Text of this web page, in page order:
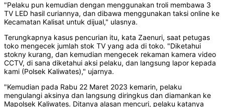
"Pelaku pun kemudian dengan menggunakan troli membawa 3
TV LED hasil curiannya, dan dibawa menggunakan taksi online ke
Kecamatan Kalisat untuk dijual," ulasnya.
Terungkapnya kasus pencurian itu, kata Zaenuri, saat petugas
toko mengecek jumlah stok TV yang ada di toko. "Diketahui
stokny kurang, dan kemudian mengecek rekaman kamera video
CCTV, di sana diketahui aksi pelaku, dan langsung lapor kepada
kami (Polsek Kaliwates)," ujarnya.
"Kemudian pada Rabu 22 Maret 2023 kemarin, pelaku
mengulangi aksinya dan langsung diringkus dan diamankan ke
Mapolsek Kaliwates. Ditanya alasan mencuri, pelaku katanya